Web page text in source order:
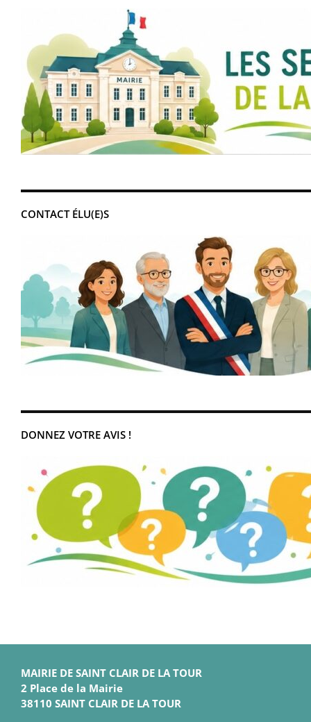
CONTACT ÉLU(E)S
DONNEZ VOTRE AVIS !
MAIRIE DE SAINT CLAIR DE LA TOUR
2 Place de la Mairie
38110 SAINT CLAIR DE LA TOUR